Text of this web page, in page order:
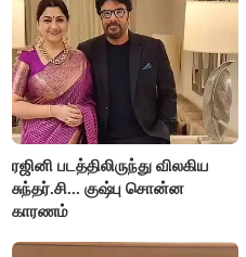
ரஜினி படத்திலிருந்து விலகிய
சுந்தர்.சி... குஷ்பு சொன்ன
காரணம்